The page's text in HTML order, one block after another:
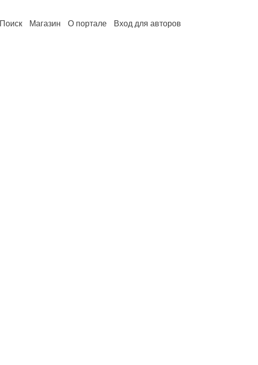
Поиск Магазин О портале Вход для авторов